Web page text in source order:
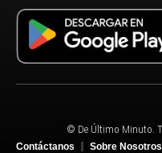
© De Último Minuto.
Contáctanos
Sobre